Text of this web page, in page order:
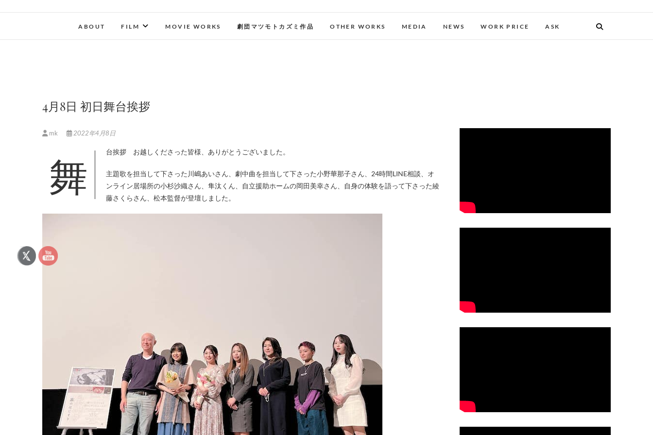
ABOUT FILM MOVIE WORKS 劇団マツモトカズミ作品 OTHER WORKS MEDIA NEWS WORK PRICE ASK
4月8日 初日舞台挨拶
mk 2022年4月8日
舞台挨拶 お越しくださった皆様、ありがとうございました。
主題歌を担当して下さった川嶋あいさん、劇中曲を担当して下さった小野華那子さん、24時間LINE相談、オ
ンライン居場所の小杉沙織さん、隼汰くん、自立援助ホームの岡田美幸さん、自身の体験を語って下さった綾
藤さくらさん、松本監督が登壇しました。